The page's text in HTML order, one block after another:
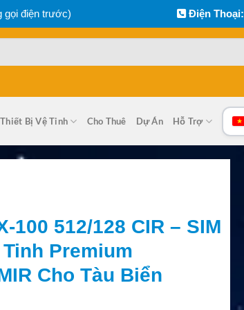
gọi điện trước) Điện Thoại:
Thiết Bị Vệ Tinh Cho Thuê Dự Án Hỗ Trợ
100 512/128 CIR – SIM
Premium
Cho Tàu Biển